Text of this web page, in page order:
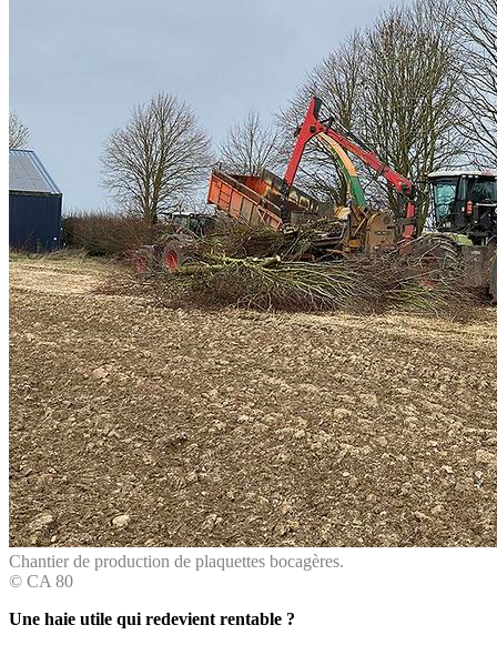
Chantier de production de plaquettes bocagères.
© CA 80
Une haie utile qui redevient rentable ?